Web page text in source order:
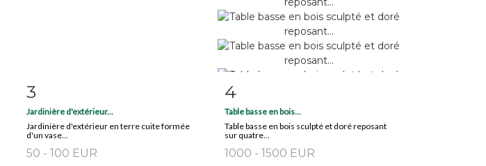
3
Jardinière d'extérieur...
Jardinière d'extérieur en terre cuite formée
d'un vase...
50 - 100 EUR
4
Table basse en bois...
Table basse en bois sculpté et doré reposant
sur quatre...
1000 - 1500 EUR